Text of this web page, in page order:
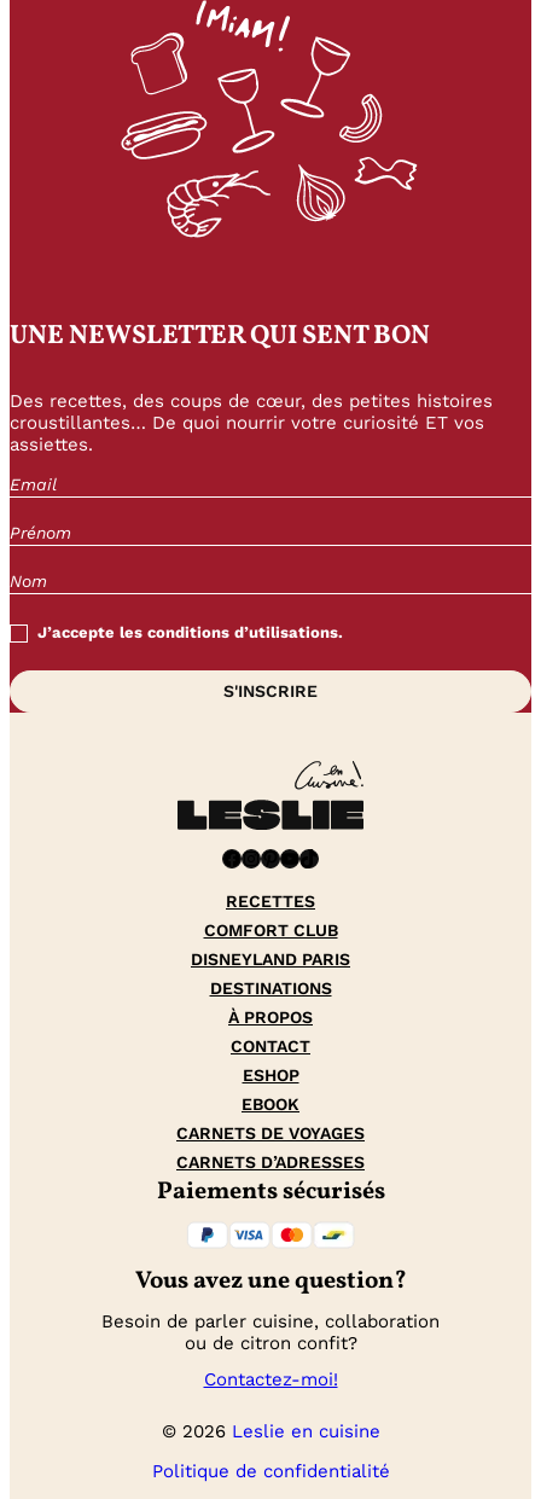
UNE NEWSLETTER QUI SENT BON
Des recettes, des coups de cœur, des petites histoires
croustillantes… De quoi nourrir votre curiosité ET vos
assiettes.
J’accepte les conditions d’utilisations.
Facebook InstagramPinterest YouTube TikTok
RECETTES
COMFORT CLUB
DISNEYLAND PARIS
DESTINATIONS
À PROPOS
CONTACT
ESHOP
EBOOK
CARNETS DE VOYAGES
CARNETS D’ADRESSES
Paiements sécurisés
Vous avez une question?
Besoin de parler cuisine, collaboration
ou de citron confit?
Contactez-moi!
© 2026 Leslie en cuisine
Politique de confidentialité